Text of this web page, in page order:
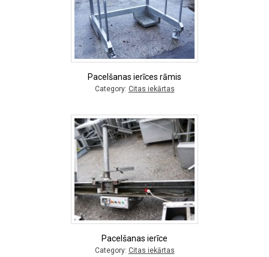
Pacelšanas ierīces rāmis
Category: Citas iekārtas
Pacelšanas ierīce
Category: Citas iekārtas